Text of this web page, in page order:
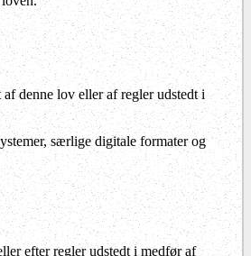
denne lov eller af regler udstedt i
særlige digitale formater og
efter regler udstedt i medfør af